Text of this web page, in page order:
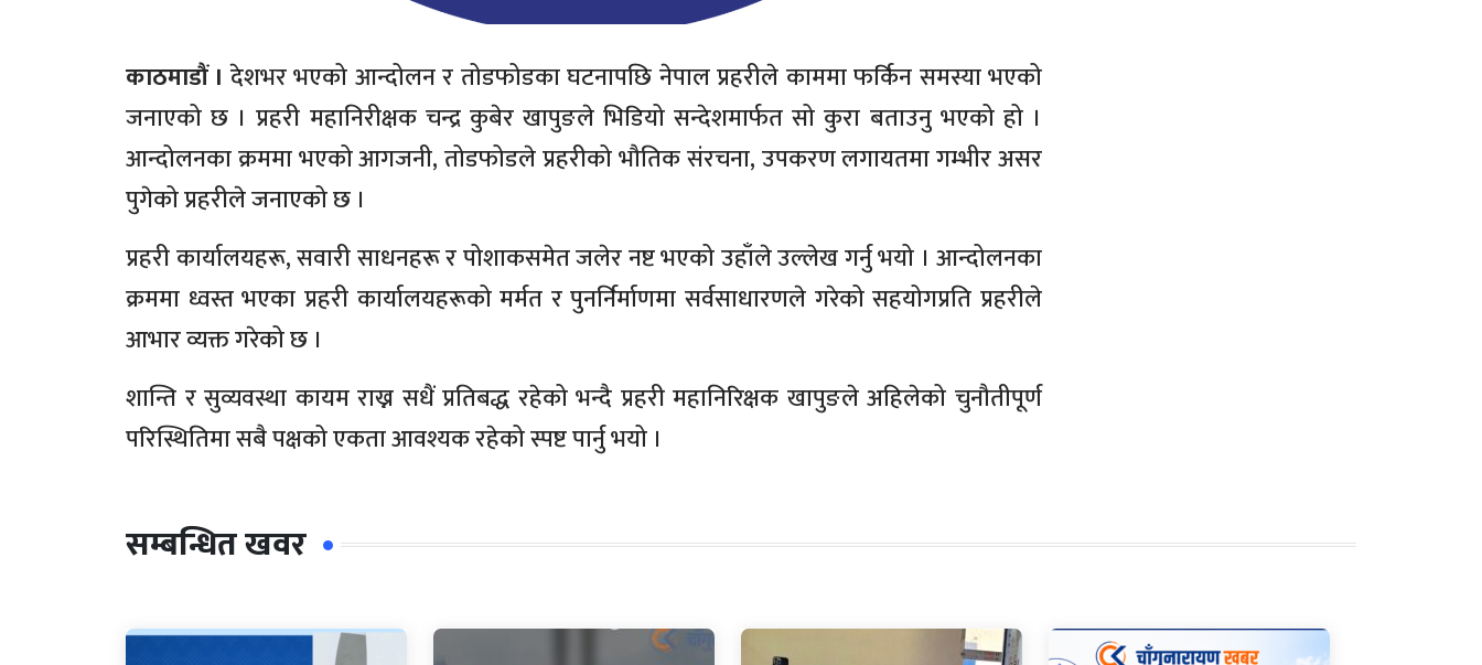
काठमाडौं । देशभर भएको आन्दोलन र तोडफोडका घटनापछि नेपाल प्रहरीले काममा फर्किन समस्या भएको
जनाएको छ । प्रहरी महानिरीक्षक चन्द्र कुबेर खापुङले भिडियो सन्देशमार्फत सो कुरा बताउनु भएको हो ।
आन्दोलनका क्रममा भएको आगजनी, तोडफोडले प्रहरीको भौतिक संरचना, उपकरण लगायतमा गम्भीर असर
पुगेको प्रहरीले जनाएको छ ।
प्रहरी कार्यालयहरू, सवारी साधनहरू र पोशाकसमेत जलेर नष्ट भएको उहाँले उल्लेख गर्नु भयो । आन्दोलनका
क्रममा ध्वस्त भएका प्रहरी कार्यालयहरूको मर्मत र पुनर्निर्माणमा सर्वसाधारणले गरेको सहयोगप्रति प्रहरीले
आभार व्यक्त गरेको छ ।
शान्ति र सुव्यवस्था कायम राख्न सधैं प्रतिबद्ध रहेको भन्दै प्रहरी महानिरिक्षक खापुङले अहिलेको चुनौतीपूर्ण
परिस्थितिमा सबै पक्षको एकता आवश्यक रहेको स्पष्ट पार्नु भयो ।
सम्बन्धित खवर